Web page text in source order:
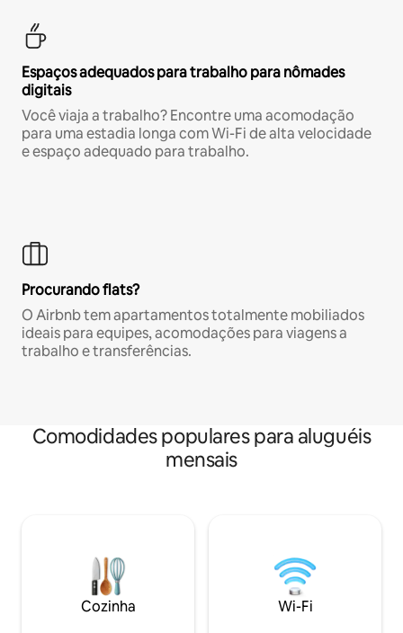
Espaços adequados para trabalho para nômades
digitais
Você viaja a trabalho? Encontre uma acomodação
para uma estadia longa com Wi-Fi de alta velocidade
e espaço adequado para trabalho.
Procurando flats?
O Airbnb tem apartamentos totalmente mobiliados
ideais para equipes, acomodações para viagens a
trabalho e transferências.
Comodidades populares para aluguéis
mensais
Cozinha Wi-Fi